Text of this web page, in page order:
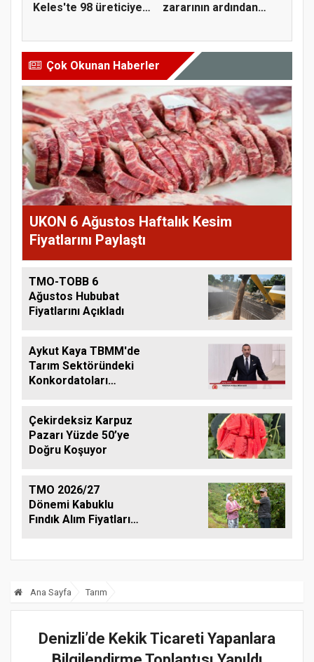
Keles'te 98 üreticiye
zararının ardından
Çok Okunan Haberler
UKON 6 Ağustos Haftalık Kesim
Fiyatlarını Paylaştı
TMO-TOBB 6
Ağustos Hububat
Fiyatlarını Açıkladı
Aykut Kaya TBMM'de
Tarım Sektöründeki
Konkordatoları
Çekirdeksiz Karpuz
Pazarı Yüzde 50’ye
Doğru Koşuyor
TMO 2026/27
Dönemi Kabuklu
Fındık Alım Fiyatlarını
Ana Sayfa Tarım
Denizli’de Kekik Ticareti Yapanlara